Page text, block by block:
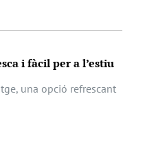
i fàcil per a l’estiu
una opció refrescant